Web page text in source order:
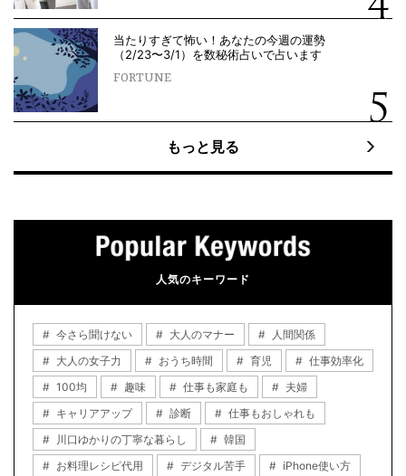
当たりすぎて怖い！あなたの今週の運勢
（2/23〜3/1）を数秘術占いで占います
FORTUNE
もっと見る
人気のキーワード
今さら聞けない 大人のマナー
人間関係
大人の女子力
おうち時間 育児
仕事効率化
100均
趣味 仕事も家庭も
夫婦
キャリアアップ
診断
仕事もおしゃれも
川口ゆかりの丁寧な暮らし
韓国
お料理レシピ代用
デジタル苦手
iPhone使い方